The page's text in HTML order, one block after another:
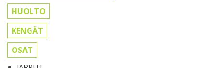
HUOLTO
KENGÄT
OSAT